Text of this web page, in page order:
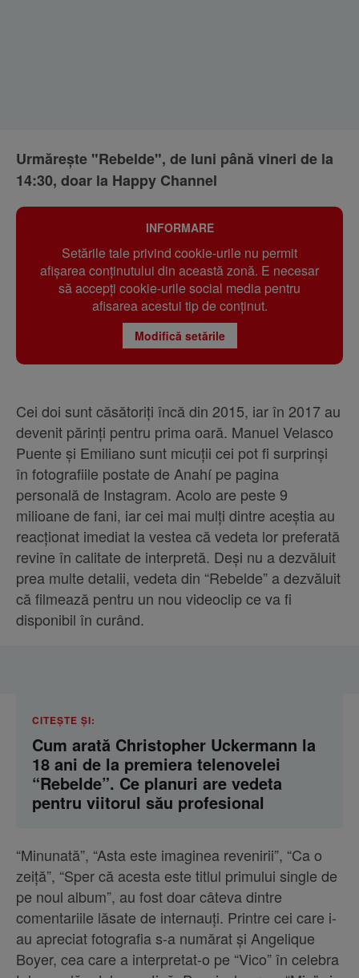
Urmărește "Rebelde", de luni până vineri de la
14:30, doar la Happy Channel
INFORMARE
Setările tale privind cookie-urile nu permit
afișarea conținutului din această zonă. E necesar
să accepți cookie-urile social media pentru
afisarea acestui tip de conținut.
Modifică setările
Cei doi sunt căsătoriți încă din 2015, iar în 2017 au
devenit părinți pentru prima oară. Manuel Velasco
Puente și Emiliano sunt micuții cei pot fi surprinși
în fotografiile postate de Anahí pe pagina
personală de Instagram. Acolo are peste 9
milioane de fani, iar cei mai mulți dintre aceștia au
reacționat imediat la vestea că vedeta lor preferată
revine în calitate de interpretă. Deși nu a dezvăluit
prea multe detalii, vedeta din “Rebelde” a dezvăluit
că filmează pentru un nou videoclip ce va fi
disponibil în curând.
CITEȘTE ȘI:
Cum arată Christopher Uckermann la
18 ani de la premiera telenovelei
“Rebelde”. Ce planuri are vedeta
pentru viitorul său profesional
“Minunată”, “Asta este imaginea revenirii”, “Ca o
zeiță”, “Sper că acesta este titlul primului single de
pe noul album”, au fost doar câteva dintre
comentariile lăsate de internauți. Printre cei care i-
au apreciat fotografia s-a numărat și Angelique
Boyer, cea care a interpretat-o pe “Vico” în celebra